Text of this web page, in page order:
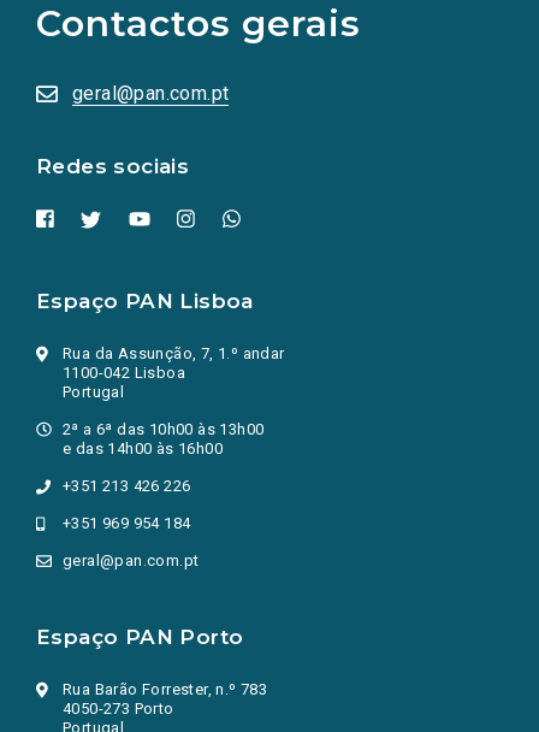
Contactos gerais
geral@pan.com.pt
Redes sociais
redes
sociais
numa
nova
Espaço PAN Lisboa
Rua da Assunção, 7, 1.º andar
1100-042 Lisboa
Portugal
2ª a 6ª das 10h00 às 13h00
e das 14h00 às 16h00
+351 213 426 226
+351 969 954 184
geral@pan.com.pt
Espaço PAN Porto
Rua Barão Forrester, n.º 783
4050-273 Porto
Portugal